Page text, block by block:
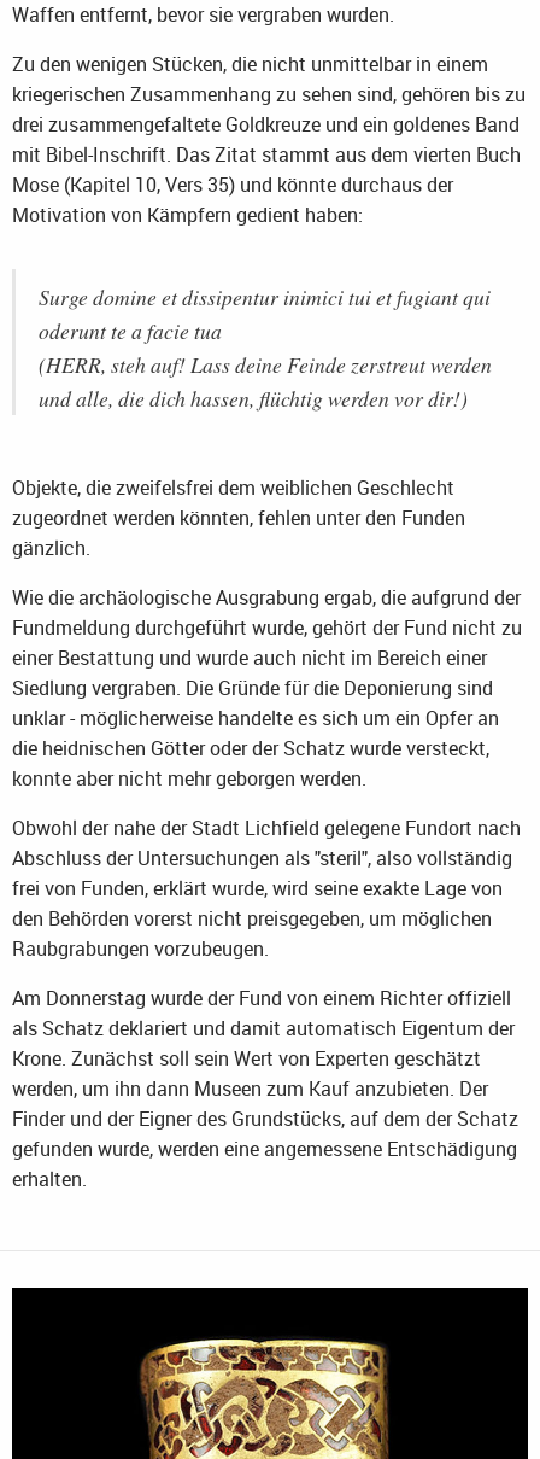
Waffen entfernt, bevor sie vergraben wurden.
Zu den wenigen Stücken, die nicht unmittelbar in einem
kriegerischen Zusammenhang zu sehen sind, gehören bis zu
drei zusammengefaltete Goldkreuze und ein goldenes Band
mit Bibel-Inschrift. Das Zitat stammt aus dem vierten Buch
Mose (Kapitel 10, Vers 35) und könnte durchaus der
Motivation von Kämpfern gedient haben:
Surge domine et dissipentur inimici tui et fugiant qui
oderunt te a facie tua
(HERR, steh auf! Lass deine Feinde zerstreut werden
und alle, die dich hassen, flüchtig werden vor dir!)
Objekte, die zweifelsfrei dem weiblichen Geschlecht
zugeordnet werden könnten, fehlen unter den Funden
gänzlich.
Wie die archäologische Ausgrabung ergab, die aufgrund der
Fundmeldung durchgeführt wurde, gehört der Fund nicht zu
einer Bestattung und wurde auch nicht im Bereich einer
Siedlung vergraben. Die Gründe für die Deponierung sind
unklar - möglicherweise handelte es sich um ein Opfer an
die heidnischen Götter oder der Schatz wurde versteckt,
konnte aber nicht mehr geborgen werden.
Obwohl der nahe der Stadt Lichfield gelegene Fundort nach
Abschluss der Untersuchungen als "steril", also vollständig
frei von Funden, erklärt wurde, wird seine exakte Lage von
den Behörden vorerst nicht preisgegeben, um möglichen
Raubgrabungen vorzubeugen.
Am Donnerstag wurde der Fund von einem Richter offiziell
als Schatz deklariert und damit automatisch Eigentum der
Krone. Zunächst soll sein Wert von Experten geschätzt
werden, um ihn dann Museen zum Kauf anzubieten. Der
Finder und der Eigner des Grundstücks, auf dem der Schatz
gefunden wurde, werden eine angemessene Entschädigung
erhalten.